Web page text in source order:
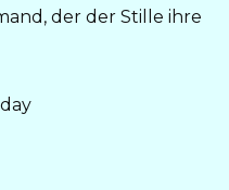
der der Stille ihre